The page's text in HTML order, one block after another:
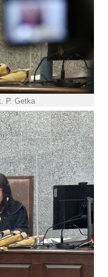
P. Getka